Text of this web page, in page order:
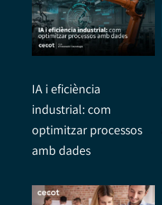
IA i eficiència
industrial: com
optimitzar processos
amb dades